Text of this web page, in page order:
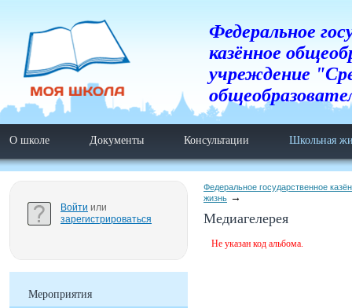
Федеральное
казённое
учреждение
О школе Документы Консультации Школьная
Войти или
зарегистрироваться
Мероприятия
Федеральное государственное
жизнь
Медиагелерея
Не указан код альбома.